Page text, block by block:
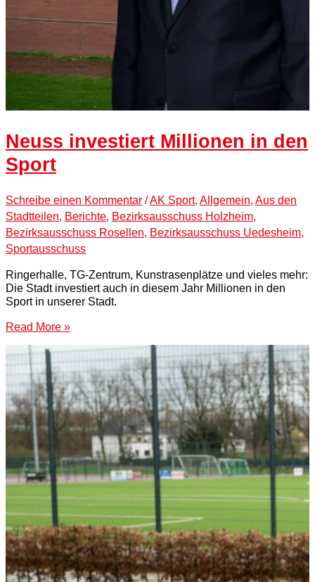
Neuss investiert Millionen in den
Sport
Schreibe einen Kommentar /AK Sport, Allgemein, Aus den
Stadtteilen, Berichte, Bezirksausschuss Holzheim,
Bezirksausschuss Rosellen, Bezirksausschuss Uedesheim,
Sportausschuss
Ringerhalle, TG-Zentrum, Kunstrasenplätze und vieles mehr:
Die Stadt investiert auch in diesem Jahr Millionen in den
Sport in unserer Stadt.
Read More »